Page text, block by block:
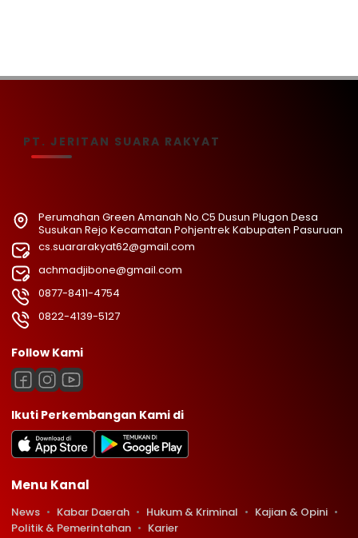
PT. JERITAN SUARA RAKYAT
Perumahan Green Amanah No.C5 Dusun Plugon Desa
Susukan Rejo Kecamatan Pohjentrek Kabupaten Pasuruan
cs.suararakyat62@gmail.com
achmadjibone@gmail.com
0877-8411-4754
0822-4139-5127
Follow Kami
Ikuti Perkembangan Kami di
Menu Kanal
News Kabar Daerah Hukum & Kriminal
Kajian & Opini
Politik & Pemerintahan
Karier